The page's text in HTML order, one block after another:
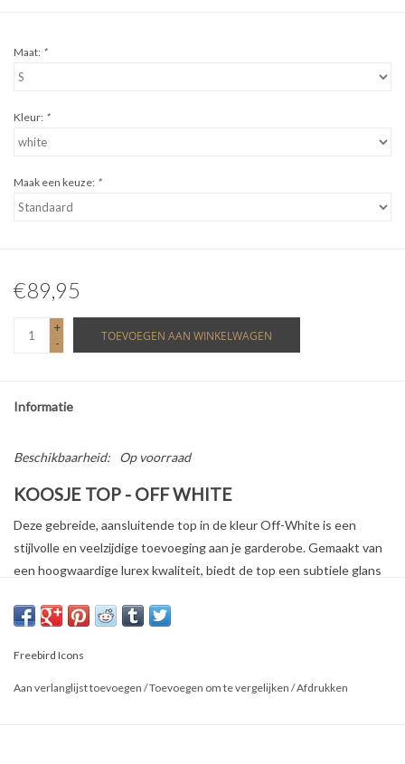
Maat: *
Kleur: *
Maak een keuze: *
€89,95
+
-
TOEVOEGEN AAN WINKELWAGEN
Informatie
Beschikbaarheid: Op voorraad
KOOSJE TOP - OFF WHITE
Deze gebreide, aansluitende top in de kleur Off-White is een
stijlvolle en veelzijdige toevoeging aan je garderobe. Gemaakt van
een hoogwaardige lurex kwaliteit, biedt de top een subtiele glans
gelegenheden.
Kenmerken:
Ronde hals
Freebird Icons
Aan verlanglijst toevoegen /Toevoegen om te vergelijken /Afdrukken